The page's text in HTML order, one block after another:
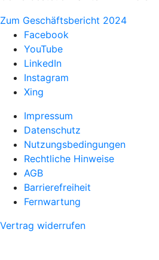
Zum Geschäftsbericht 2024
Facebook
YouTube
LinkedIn
Instagram
Xing
Impressum
Datenschutz
Nutzungsbedingungen
Rechtliche Hinweise
AGB
Barrierefreiheit
Fernwartung
Vertrag widerrufen